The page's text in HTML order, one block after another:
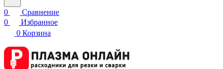
0
Сравнение
0
Избранное
0 Корзина